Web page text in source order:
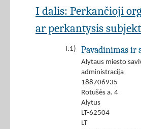
I dalis: Perkančioji
ar perkantysis
I.1) Pavadinimas ir
Alytaus miesto
administracija
188706935
Rotušės a. 4
Alytus
LT-62504
LT